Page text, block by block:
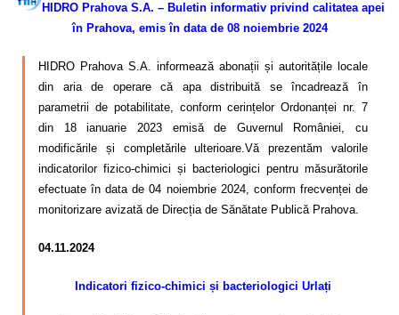
HIDRO Prahova S.A. – Buletin informativ privind calitatea apei
în Prahova, emis în data de 08 noiembrie 2024
HIDRO Prahova S.A. informează abonații și autoritățile locale
din aria de operare că apa distribuită se încadrează în
parametrii de potabilitate, conform cerințelor Ordonanței nr. 7
din 18 ianuarie 2023 emisă de Guvernul României, cu
modificările și completările ulterioare.Vă prezentăm valorile
indicatorilor fizico-chimici și bacteriologici pentru măsurătorile
efectuate în data de 04 noiembrie 2024, conform frecvenței de
monitorizare avizată de Direcția de Sănătate Publică Prahova.
04.11.2024
Indicatori fizico-chimici și bacteriologici Urlați